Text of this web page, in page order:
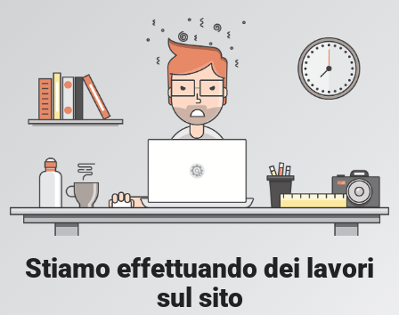
Stiamo effettuando dei lavori
sul sito